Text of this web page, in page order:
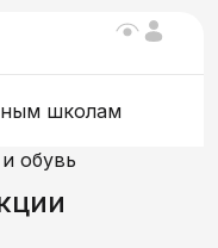
школам
обувь